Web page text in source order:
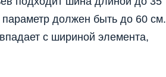
должен быть до 60 см.
с шириной элемента,